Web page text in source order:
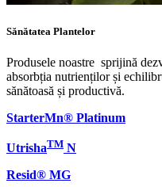
Sănătatea Plantelor
Produsele noastre sprijină
absorbția nutrienților și
sănătoasă și productivă.
StarterMn® Platinum
UtrishaTM N
Resid® MG